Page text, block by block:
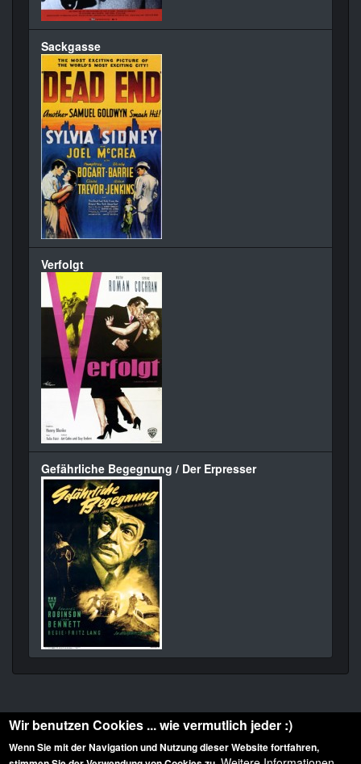
Sackgasse
Verfolgt
Gefährliche Begegnung / Der Erpresser
Wir benutzen Cookies ... wie vermutlich jeder :)
Wenn Sie mit der Navigation und Nutzung dieser Website fortfahren,